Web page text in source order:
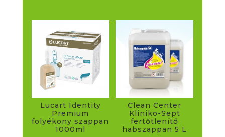
Lucart Identity
Premium
folyékony szappan
1000ml
Clean Center
Kliniko-Sept
fertőtlenítő
habszappan 5 L